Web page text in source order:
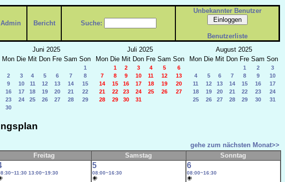
Admin Bericht Suche:
Unbekannter Benutzer
Benutzerliste
Juni 2025
Mon Die Mit Don Fre Sam Son
1
2
3 4 5 6 7
8
9
10 11 12 13 14
15
16
17 18 19 20 21
22
23
24 25 26 27 28
29
30
Juli 2025
Mon Die Mit Don Fre Sam Son
1 2 3 4 5
6
7
8 9 10 11 12
13
14
15 16 17 18 19
20
21
22 23 24 25 26
27
28
29 30 31
August 2025
Mon Die Mit Don Fre Sam Son
1 2
3
4
5 6 7 8 9
10
11
12 13 14 15 16
17
18
19 20 21 22 23
24
25
26 27 28 29 30 31
gehe zum nächsten Monat>>
Freitag Samstag Sonntag
13:00~19:30
5
08:00~16:30
6
08:00~16:30